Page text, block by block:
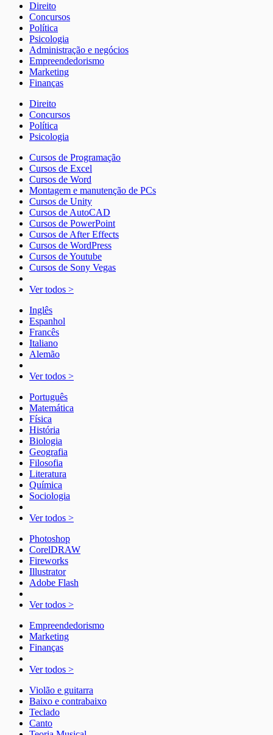
Direito
Concursos
Política
Psicologia
Administração e negócios
Empreendedorismo
Marketing
Finanças
Direito
Concursos
Política
Psicologia
Cursos de Programação
Cursos de Excel
Cursos de Word
Montagem e manutenção de PCs
Cursos de Unity
Cursos de AutoCAD
Cursos de PowerPoint
Cursos de After Effects
Cursos de WordPress
Cursos de Youtube
Cursos de Sony Vegas
Ver todos >
Inglês
Espanhol
Francês
Italiano
Alemão
Ver todos >
Português
Matemática
Física
História
Biologia
Geografia
Filosofia
Literatura
Química
Sociologia
Ver todos >
Photoshop
CorelDRAW
Fireworks
Illustrator
Adobe Flash
Ver todos >
Empreendedorismo
Marketing
Finanças
Ver todos >
Violão e guitarra
Baixo e contrabaixo
Teclado
Canto